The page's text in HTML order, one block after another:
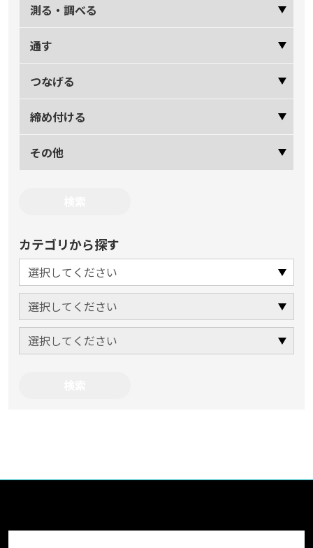
測る・調べる
通す
つなげる
締め付ける
その他
カテゴリから探す